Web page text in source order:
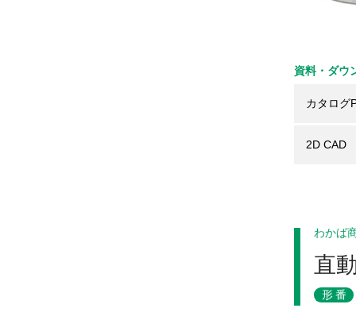
資料・ダウ
カタログ
2D CAD
わかば
直
形番